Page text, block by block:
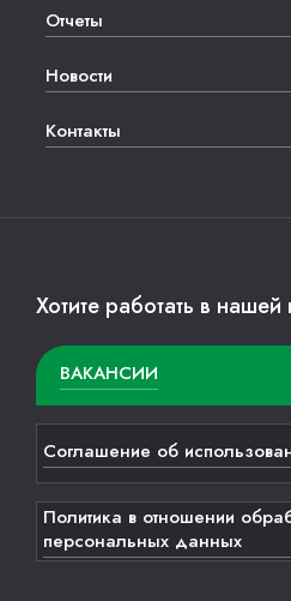
Отчеты
Новости
Контакты
Хотите работать в
ВАКАНСИИ
Соглашение об
Политика в отношении
персональных данных